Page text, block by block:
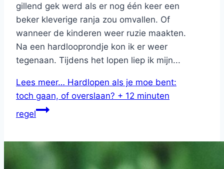
gillend gek werd als er nog één keer een
beker kleverige ranja zou omvallen. Of
wanneer de kinderen weer ruzie maakten.
Na een hardlooprondje kon ik er weer
tegenaan. Tijdens het lopen liep ik mijn...
Lees meer… Hardlopen als je moe bent:
toch gaan, of overslaan? + 12 minuten
regel